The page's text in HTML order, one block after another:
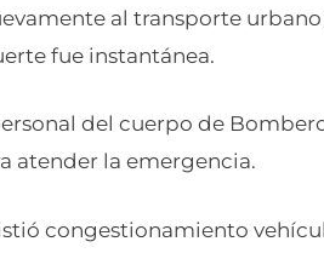
al transporte
fue instantánea.
del cuerpo de
atender la emergencia.
congestionamiento